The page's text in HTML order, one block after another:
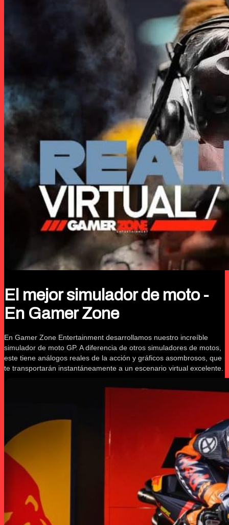
El mejor simulador de moto -
En Gamer Zone
En Gamer Zone Entertainment desarrollamos nuestro increíble
simulador de moto GP. A diferencia de otros simuladores de motos,
este tiene análogos reales de la acción y gráficos asombrosos, que
te transportarán instantáneamente a un escenario virtual excelente.